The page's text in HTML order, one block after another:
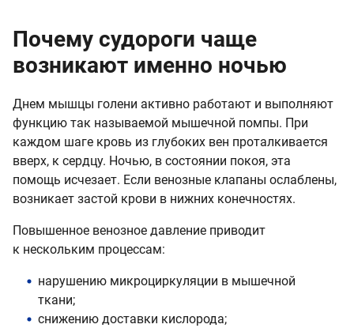
Почему судороги чаще
возникают именно ночью
Днем мышцы голени активно работают и выполняют
функцию так называемой мышечной помпы. При
каждом шаге кровь из глубоких вен проталкивается
вверх, к сердцу. Ночью, в состоянии покоя, эта
помощь исчезает. Если венозные клапаны ослаблены,
возникает застой крови в нижних конечностях.
Повышенное венозное давление приводит
к нескольким процессам:
нарушению микроциркуляции в мышечной
ткани;
снижению доставки кислорода;